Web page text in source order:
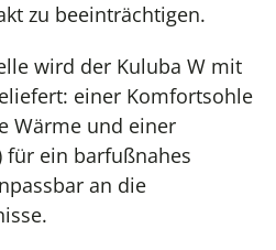
zu beeinträchtigen.
wird der Kuluba W mit
einer Komfortsohle
Wärme und einer
ein barfußnahes
an die